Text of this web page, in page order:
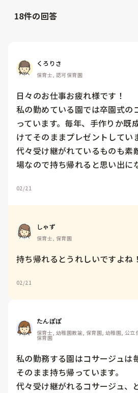
18件の回答
くろりさ
保育士, 認可保育園
日々のお仕事お疲れ様です！
私の勤めている園では卒園式の
っています。毎年、手作りか既
けてそのままプレゼントしてい
代々受け継がれているものも素
場なので持ち帰れると思い出に
02/21
しゃず
保育士, 保育園
持ち帰れるとうれしいですよね
02/21
たんぽぽ
保育士, 幼稚園教諭, 保育園, 幼稚園, 公立
保育園
私の勤務する園はコサージュは
そのまま持ち帰っています。
代々受け継がれるコサージュ、